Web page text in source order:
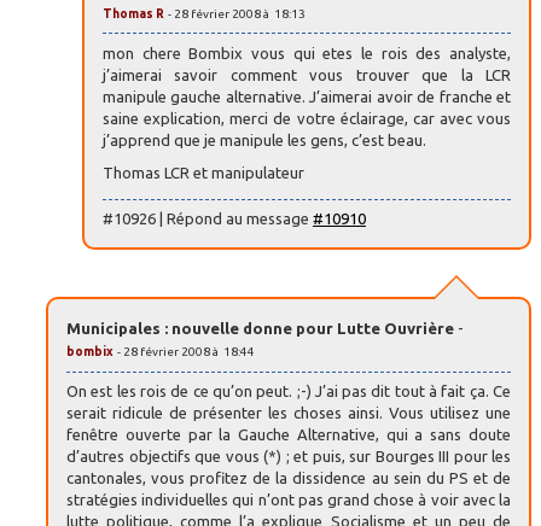
Thomas R - 28 février 2008 à 18:13
mon chere Bombix vous qui etes le rois des analyste,
j’aimerai savoir comment vous trouver que la LCR
manipule gauche alternative. J’aimerai avoir de franche et
saine explication, merci de votre éclairage, car avec vous
j’apprend que je manipule les gens, c’est beau.
Thomas LCR et manipulateur
#10926 | Répond au message #10910
Municipales : nouvelle donne pour Lutte Ouvrière -
bombix - 28 février 2008 à 18:44
On est les rois de ce qu’on peut. ;-) J’ai pas dit tout à fait ça. Ce
serait ridicule de présenter les choses ainsi. Vous utilisez une
fenêtre ouverte par la Gauche Alternative, qui a sans doute
d’autres objectifs que vous (*) ; et puis, sur Bourges III pour les
cantonales, vous profitez de la dissidence au sein du PS et de
stratégies individuelles qui n’ont pas grand chose à voir avec la
lutte politique, comme l’a explique Socialisme et un peu de